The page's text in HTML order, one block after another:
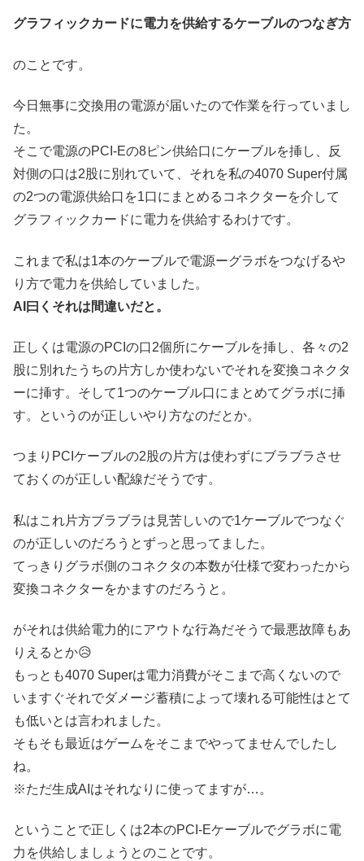
グラフィックカードに電力を供給するケーブルのつなぎ方
のことです。
今日無事に交換用の電源が届いたので作業を行っていまし
た。
そこで電源のPCI-Eの8ピン供給口にケーブルを挿し、反
対側の口は2股に別れていて、それを私の4070 Super付属
の2つの電源供給口を1口にまとめるコネクターを介して
グラフィックカードに電力を供給するわけです。
これまで私は1本のケーブルで電源ーグラボをつなげるや
り方で電力を供給していました。
AI曰くそれは間違いだと。
正しくは電源のPCIの口2個所にケーブルを挿し、各々の2
股に別れたうちの片方しか使わないでそれを変換コネクタ
ーに挿す。そして1つのケーブル口にまとめてグラボに挿
す。というのが正しいやり方なのだとか。
つまりPCIケーブルの2股の片方は使わずにブラブラさせ
ておくのが正しい配線だそうです。
私はこれ片方ブラブラは見苦しいので1ケーブルでつなぐ
のが正しいのだろうとずっと思ってました。
てっきりグラボ側のコネクタの本数が仕様で変わったから
変換コネクターをかますのだろうと。
がそれは供給電力的にアウトな行為だそうで最悪故障もあ
りえるとか😥
もっとも4070 Superは電力消費がそこまで高くないので
いますぐそれでダメージ蓄積によって壊れる可能性はとて
も低いとは言われました。
そもそも最近はゲームをそこまでやってませんでしたし
ね。
※ただ生成AIはそれなりに使ってますが…。
ということで正しくは2本のPCI-Eケーブルでグラボに電
力を供給しましょうとのことです。